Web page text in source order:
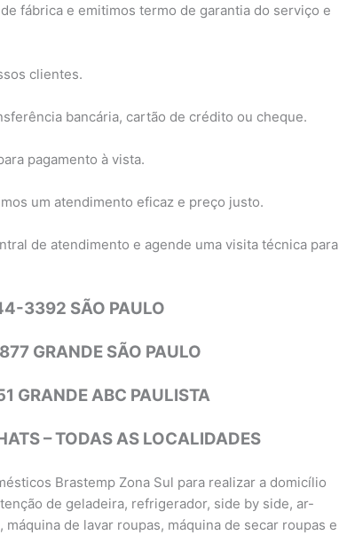
fábrica e emitimos termo de garantia do serviço e
clientes.
bancária, cartão de crédito ou cheque.
pagamento à vista.
um atendimento eficaz e preço justo.
de atendimento e agende uma visita técnica para
3392 SÃO PAULO
GRANDE SÃO PAULO
GRANDE ABC PAULISTA
– TODAS AS LOCALIDADES
Brastemp Zona Sul para realizar a domicílio
de geladeira, refrigerador, side by side, ar-
de lavar roupas, máquina de secar roupas e